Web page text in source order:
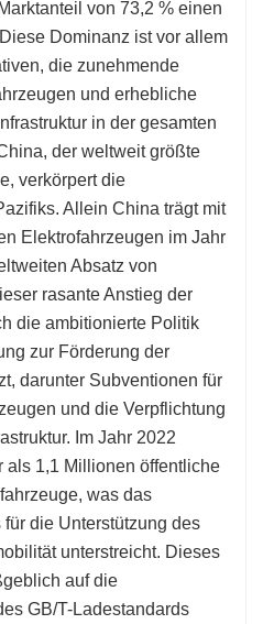
von 73,2 % einen
Dominanz ist vor allem
die zunehmende
und erhebliche
in der gesamten
der weltweit größte
verkörpert die
Allein China trägt mit
Elektrofahrzeugen im Jahr
Absatz von
rasante Anstieg der
die ambitionierte Politik
zur Förderung der
darunter Subventionen für
und die Verpflichtung
Im Jahr 2022
als 1,1 Millionen öffentliche
was das
die Unterstützung des
unterstreicht. Dieses
auf die
GB/T-Ladestandards